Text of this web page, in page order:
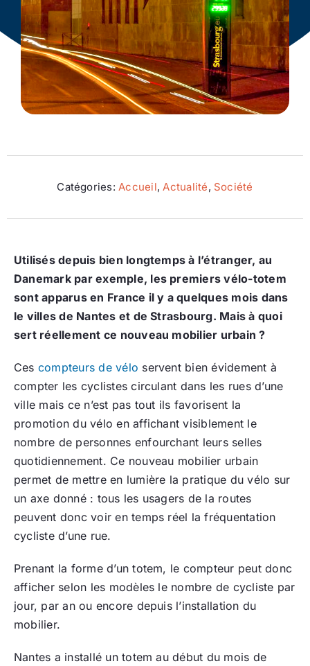
Catégories:Accueil,Actualité, Société
Utilisés depuis bien longtemps à l’étranger, au
Danemark par exemple, les premiers vélo-totem
sont apparus en France il y a quelques mois dans
le villes de Nantes et de Strasbourg. Mais à quoi
sert réellement ce nouveau mobilier urbain ?
Ces compteurs de vélo servent bien évidement à
compter les cyclistes circulant dans les rues d’une
ville mais ce n’est pas tout ils favorisent la
promotion du vélo en affichant visiblement le
nombre de personnes enfourchant leurs selles
quotidiennement. Ce nouveau mobilier urbain
permet de mettre en lumière la pratique du vélo sur
un axe donné : tous les usagers de la routes
peuvent donc voir en temps réel la fréquentation
cycliste d’une rue.
Prenant la forme d’un totem, le compteur peut donc
afficher selon les modèles le nombre de cycliste par
jour, par an ou encore depuis l’installation du
mobilier.
Nantes a installé un totem au début du mois de